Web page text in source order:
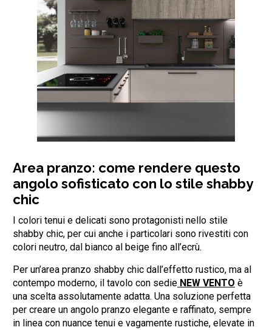
Area pranzo: come rendere questo
angolo sofisticato con lo stile shabby
chic
I colori tenui e delicati sono protagonisti nello stile
shabby chic, per cui anche i particolari sono rivestiti con
colori neutro, dal bianco al beige fino all’ecrù.
Per un’area pranzo shabby chic dall’effetto rustico, ma al
contempo moderno, il tavolo con sedie NEW VENTO è
una scelta assolutamente adatta. Una soluzione perfetta
per creare un angolo pranzo elegante e raffinato, sempre
in linea con nuance tenui e vagamente rustiche, elevate in